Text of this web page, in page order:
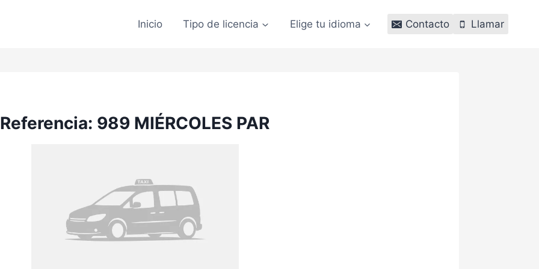
Inicio Tipo de licencia Elige tu idioma Contacto Llamar
Referencia: 989 MIÉRCOLES PAR